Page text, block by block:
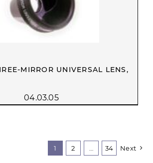
MIRROR UNIVERSAL LENS,
04.03.05
1 2 … 34 Next